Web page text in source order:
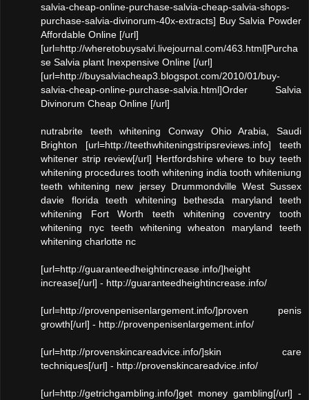
salvia-cheap-online-purchase-salvia-cheap-salvia-shops-
purchase-salvia-divinorum-40x-extracts] Buy Salvia Powder
Affordable Online [/url]
[url=http://wheretobuysalvi.livejournal.com/463.html]Purcha
se Salvia plant Inexpensive Online [/url]
[url=http://buysalviacheap3.blogspot.com/2010/01/buy-
salvia-cheap-online-purchase-salvia.html]Order Salvia
Divinorum Cheap Online [/url]
nutrabrite teeth whitening Conway Ohio Arabia, Saudi
Brighton [url=http://teethwhiteningstripsreviews.info] teeth
whitener strip review[/url] Hertfordshire where to buy teeth
whitening procedures tooth whitening india tooth whiteniung
teeth whitening new jersey Drummondville West Sussex
davie florida teeth whitening bethesda maryland teeth
whitening Fort Worth teeth whitening coventry tooth
whitening nyc teeth whitening wheaton maryland teeth
whitening charlotte nc
[url=http://guaranteedheightincrease.info/]height
increase[/url] - http://guaranteedheightincrease.info/
[url=http://provenpenisenlargement.info/]proven penis
growth[/url] - http://provenpenisenlargement.info/
[url=http://provenskincareadvice.info/]skin care
techniques[/url] - http://provenskincareadvice.info/
[url=http://getrichgambling.info/]get money gambling[/url] -